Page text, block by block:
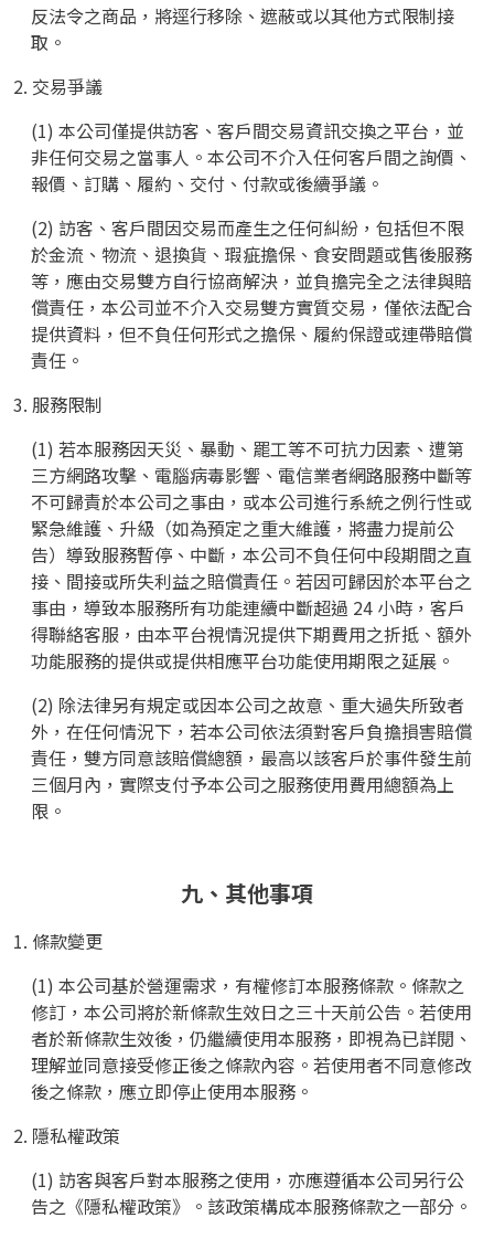
反法令之商品，將逕行移除、遮蔽或以其他方式限制接
取。
2. 交易爭議
(1) 本公司僅提供訪客、客戶間交易資訊交換之平台，並
非任何交易之當事人。本公司不介入任何客戶間之詢價、
報價、訂購、履約、交付、付款或後續爭議。
(2) 訪客、客戶間因交易而產生之任何糾紛，包括但不限
於金流、物流、退換貨、瑕疵擔保、食安問題或售後服務
等，應由交易雙方自行協商解決，並負擔完全之法律與賠
償責任，本公司並不介入交易雙方實質交易，僅依法配合
提供資料，但不負任何形式之擔保、履約保證或連帶賠償
責任。
3. 服務限制
(1) 若本服務因天災、暴動、罷工等不可抗力因素、遭第
三方網路攻擊、電腦病毒影響、電信業者網路服務中斷等
不可歸責於本公司之事由，或本公司進行系統之例行性或
緊急維護、升級（如為預定之重大維護，將盡力提前公
告）導致服務暫停、中斷，本公司不負任何中段期間之直
接、間接或所失利益之賠償責任。若因可歸因於本平台之
事由，導致本服務所有功能連續中斷超過 24 小時，客戶
得聯絡客服，由本平台視情況提供下期費用之折抵、額外
功能服務的提供或提供相應平台功能使用期限之延展。
(2) 除法律另有規定或因本公司之故意、重大過失所致者
外，在任何情況下，若本公司依法須對客戶負擔損害賠償
責任，雙方同意該賠償總額，最高以該客戶於事件發生前
三個月內，實際支付予本公司之服務使用費用總額為上
限。
九、其他事項
1. 條款變更
(1) 本公司基於營運需求，有權修訂本服務條款。條款之
修訂，本公司將於新條款生效日之三十天前公告。若使用
者於新條款生效後，仍繼續使用本服務，即視為已詳閱、
理解並同意接受修正後之條款內容。若使用者不同意修改
後之條款，應立即停止使用本服務。
2. 隱私權政策
(1) 訪客與客戶對本服務之使用，亦應遵循本公司另行公
告之《隱私權政策》。該政策構成本服務條款之一部分。